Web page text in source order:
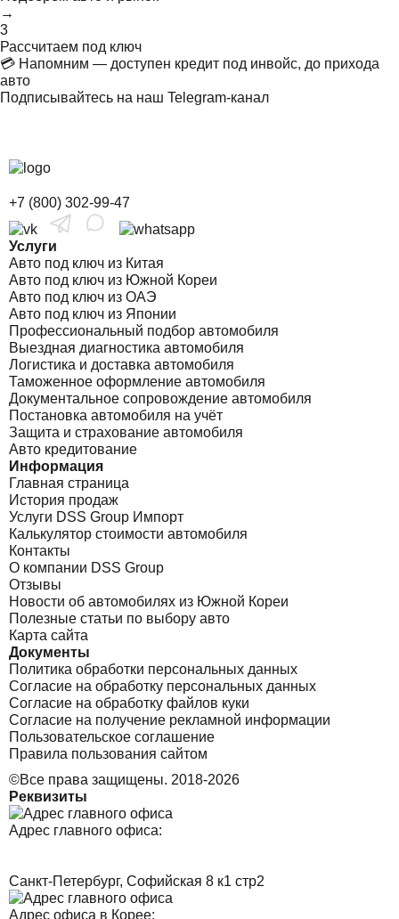
→
3
Рассчитаем под ключ
💳 Напомним — доступен кредит под инвойс, до прихода
авто
Подписывайтесь на наш Telegram-канал
+7 (800) 302-99-47
Услуги
Авто под ключ из Китая
Авто под ключ из Южной Кореи
Авто под ключ из ОАЭ
Авто под ключ из Японии
Профессиональный подбор автомобиля
Выездная диагностика автомобиля
Логистика и доставка автомобиля
Таможенное оформление автомобиля
Документальное сопровождение автомобиля
Постановка автомобиля на учёт
Защита и страхование автомобиля
Авто кредитование
Информация
Главная страница
История продаж
Услуги DSS Group Импорт
Калькулятор стоимости автомобиля
Контакты
О компании DSS Group
Отзывы
Новости об автомобилях из Южной Кореи
Полезные статьи по выбору авто
Карта сайта
Документы
Политика обработки персональных данных
Согласие на обработку персональных данных
Согласие на обработку файлов куки
Согласие на получение рекламной информации
Пользовательское соглашение
Правила пользования сайтом
©Все права защищены. 2018-2026
Реквизиты
Адрес главного офиса:
Санкт-Петербург, Софийская 8 к1 стр2
Адрес офиса в Корее: